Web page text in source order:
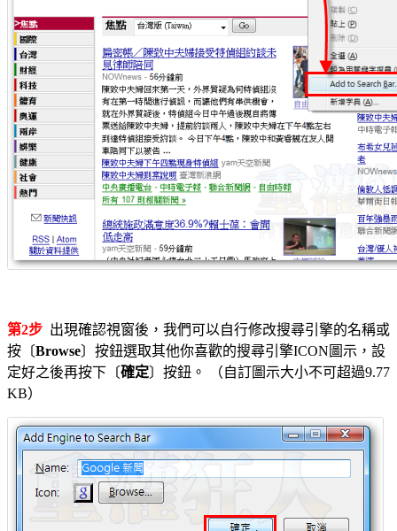
第2步 出現確認視窗後，我們可以自行修改搜尋引擎的名稱或
按〔Browse〕按鈕選取其他你喜歡的搜尋引擎ICON圖示，設
定好之後再按下〔確定〕按鈕。 （自訂圖示大小不可超過9.77
KB）